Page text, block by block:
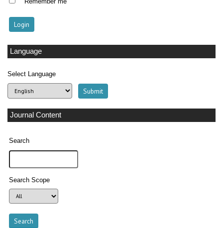
Remember me
Language
Select Language
Journal Content
Search
Search Scope